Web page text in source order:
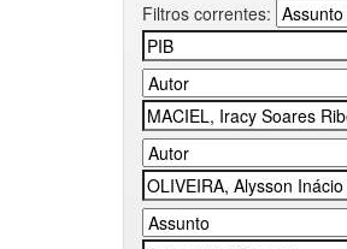
Filtros correntes: